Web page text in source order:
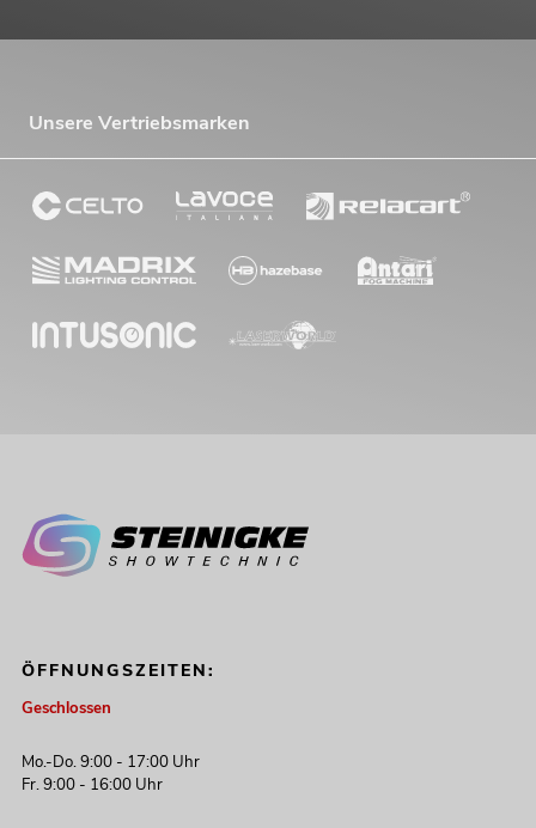
Unsere Vertriebsmarken
ÖFFNUNGSZEITEN:
Geschlossen
Mo.-Do. 9:00 - 17:00 Uhr
Fr. 9:00 - 16:00 Uhr